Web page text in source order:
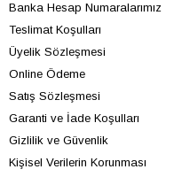
Banka Hesap Numaralarımız
Teslimat Koşulları
Üyelik Sözleşmesi
Online Ödeme
Satış Sözleşmesi
Garanti ve İade Koşulları
Gizlilik ve Güvenlik
Kişisel Verilerin Korunması